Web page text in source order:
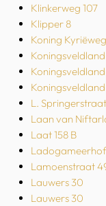
Klinkerweg 107
Klipper 8
Koning Kyriëweg
Koningsveldland
Koningsveldland
Koningsveldland
L.
Laan van
Laat 158 B
Lamoenstraat
Lauwers 30
Lauwers 30